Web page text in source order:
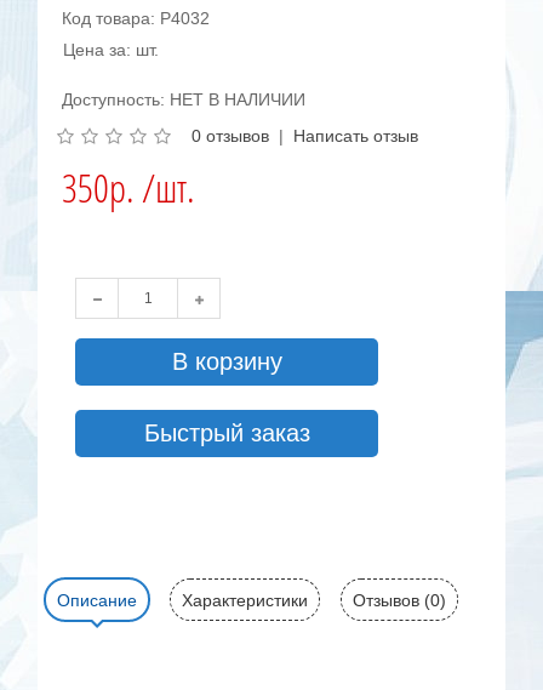
Код товара: Р4032
Цена за: шт.
Доступность: НЕТ В НАЛИЧИИ
0 отзывов | Написать отзыв
350р. /шт.
В корзину
Быстрый заказ
Описание Характеристики Отзывов (0)